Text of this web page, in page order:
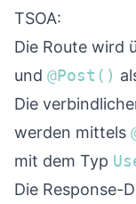
TSOA:
Die Route wird
und @Post()
Die
werden mittels
mit dem Typ
Die Response-